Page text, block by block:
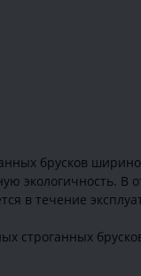
брусков
экологичность. В
в течение
строганных